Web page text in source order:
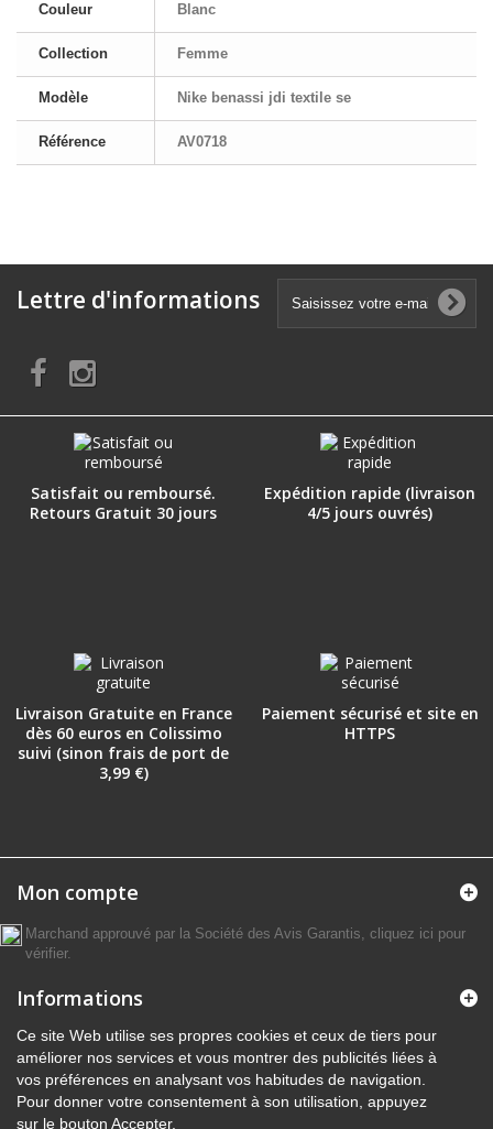
Couleur Blanc
Collection Femme
Modèle Nike benassi jdi textile se
Référence AV0718
Lettre d'informations
Satisfait ou remboursé.
Retours Gratuit 30 jours
Expédition rapide (livraison
4/5 jours ouvrés)
Livraison Gratuite en France
dès 60 euros en Colissimo
suivi (sinon frais de port de
3,99 €)
Paiement sécurisé et site en
HTTPS
Mon compte
Marchand approuvé par la Société des Avis Garantis, cliquez ici pour
vérifier.
Informations
Ce site Web utilise ses propres cookies et ceux de tiers pour
améliorer nos services et vous montrer des publicités liées à
vos préférences en analysant vos habitudes de navigation.
Pour donner votre consentement à son utilisation, appuyez
sur le bouton Accepter.